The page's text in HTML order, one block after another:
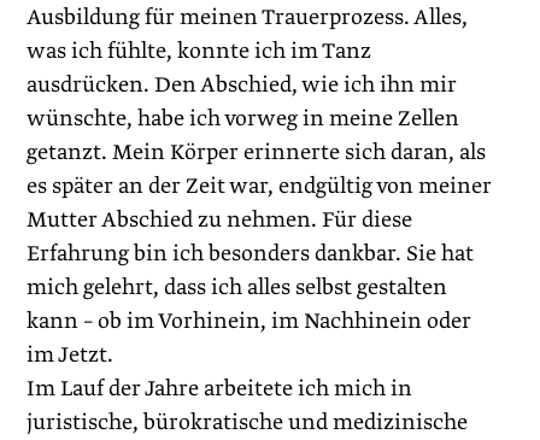
Ausbildung für meinen Trauerprozess. Alles,
was ich fühlte, konnte ich im Tanz
ausdrücken. Den Abschied, wie ich ihn mir
wünschte, habe ich vorweg in meine Zellen
getanzt. Mein Körper erinnerte sich daran, als
es später an der Zeit war, endgültig von meiner
Mutter Abschied zu nehmen. Für diese
Erfahrung bin ich besonders dankbar. Sie hat
mich gelehrt, dass ich alles selbst gestalten
kann – ob im Vorhinein, im Nachhinein oder
im Jetzt.
Im Lauf der Jahre arbeitete ich mich in
juristische, bürokratische und medizinische